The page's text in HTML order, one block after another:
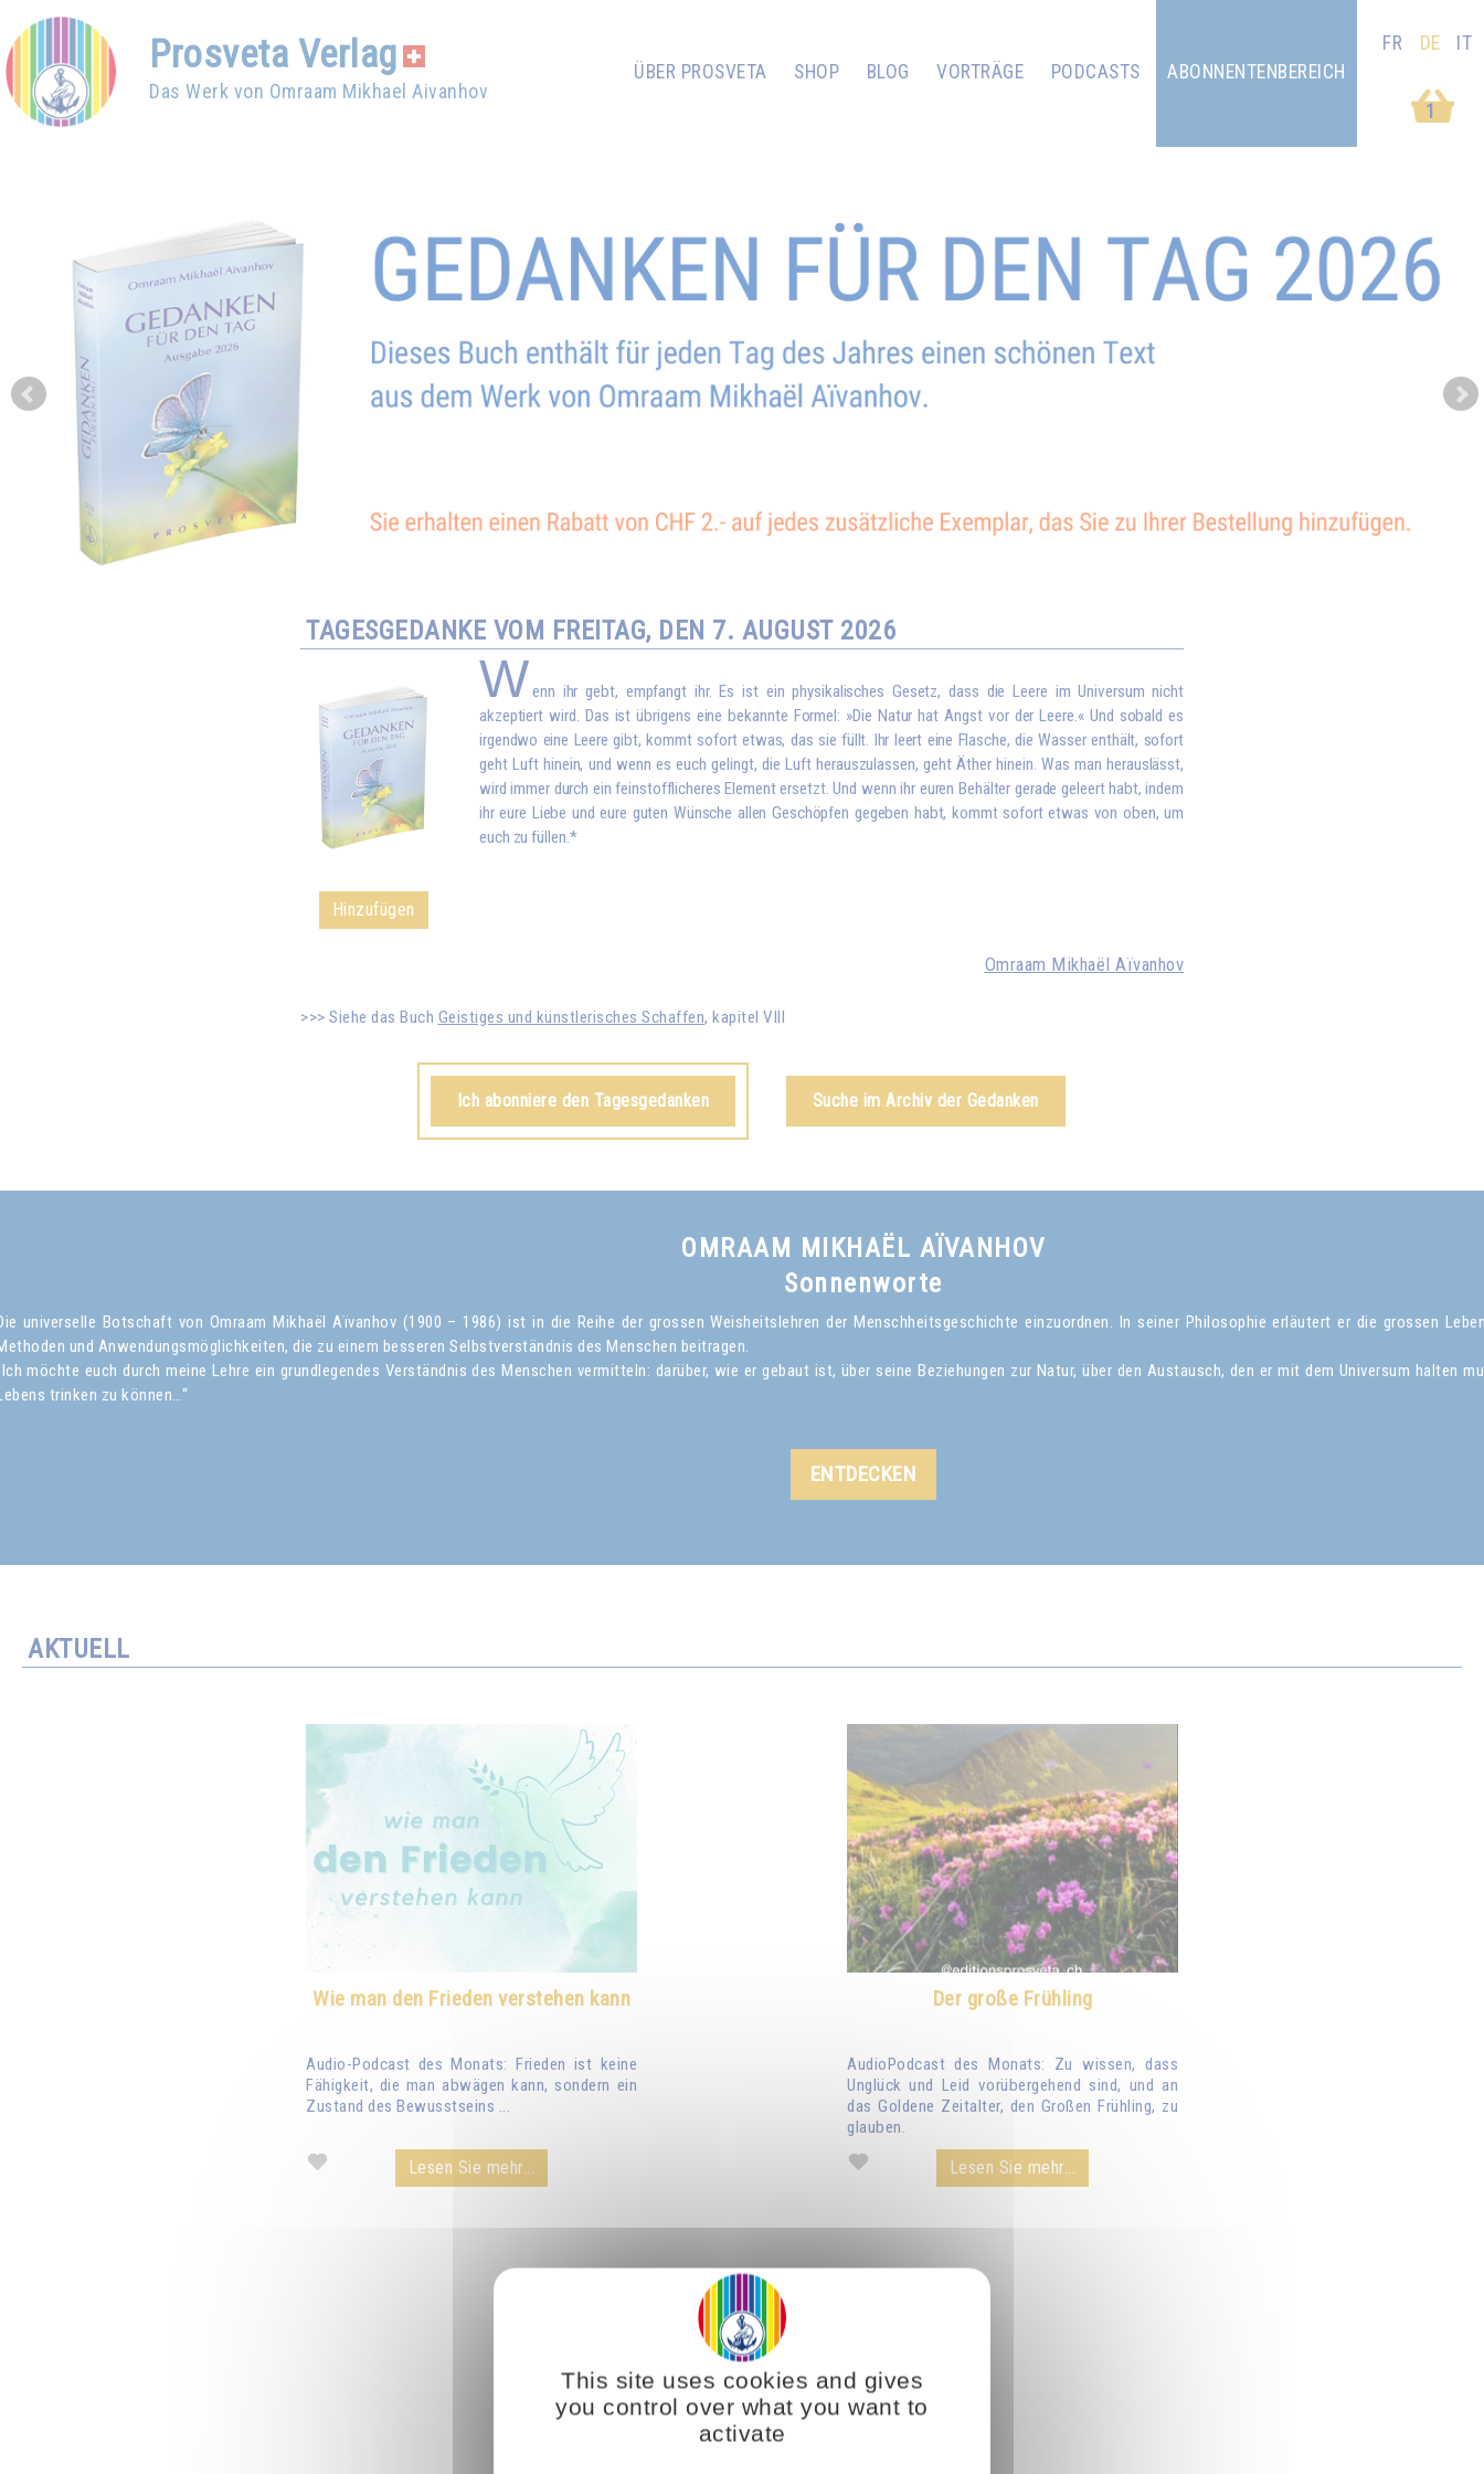
Prosveta Verlag
Das Werk von Omraam Mikhael Aivanhov
ÜBER PROSVETA SHOP BLOG VORTRÄGE
PODCASTS
1
ABONNENTENBEREICH
FR DE IT
Prev Next
TAGESGEDANKE VOM FREITAG, DEN 7. AUGUST 2026
Hinzufügen
Wenn ihr gebt, empfangt ihr. Es ist ein physikalisches Gesetz, dass die Leere im Universum nicht
akzeptiert wird. Das ist übrigens eine bekannte Formel: »Die Natur hat Angst vor der Leere.« Und sobald es
irgendwo eine Leere gibt, kommt sofort etwas, das sie füllt. Ihr leert eine Flasche, die Wasser enthält, sofort
geht Luft hinein, und wenn es euch gelingt, die Luft herauszulassen, geht Äther hinein. Was man herauslässt,
wird immer durch ein feinstofflicheres Element ersetzt. Und wenn ihr euren Behälter gerade geleert habt, indem
ihr eure Liebe und eure guten Wünsche allen Geschöpfen gegeben habt, kommt sofort etwas von oben, um
euch zu füllen.*
Omraam Mikhaël Aïvanhov
Siehe das Buch Geistiges und künstlerisches Schaffen, kapitel VIII
Ich abonniere den Tagesgedanken Suche im Archiv der Gedanken
OMRAAM MIKHAËL AÏVANHOV
Sonnenworte
universelle Botschaft von Omraam Mikhaël Aïvanhov (1900 – 1986) ist in die Reihe der grossen Weisheitslehren der Menschheitsgeschichte einzuordnen. In seiner Philosophie erläutert er die grossen
und Anwendungsmöglichkeiten, die zu einem besseren Selbstverständnis des Menschen beitragen.
möchte euch durch meine Lehre ein grundlegendes Verständnis des Menschen vermitteln: darüber, wie er gebaut ist, über seine Beziehungen zur Natur, über den Austausch, den er mit dem Universum halten
trinken zu können…“
ENTDECKEN
AKTUELL
Wie man den Frieden verstehen kann
Audio-Podcast des Monats: Frieden ist keine
Fähigkeit, die man abwägen kann, sondern ein
Zustand des Bewusstseins ...
Lesen Sie mehr...
Der große Frühling
AudioPodcast des Monats: Zu wissen, dass
Unglück und Leid vorübergehend sind, und an
das Goldene Zeitalter, den Großen Frühling, zu
glauben.
Lesen Sie mehr...
This site uses cookies and gives
you control over what you want to
activate